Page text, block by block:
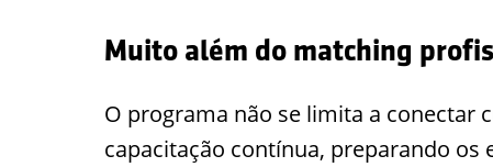
Muito além do matching
O programa não se limita a conectar
capacitação contínua, preparando os